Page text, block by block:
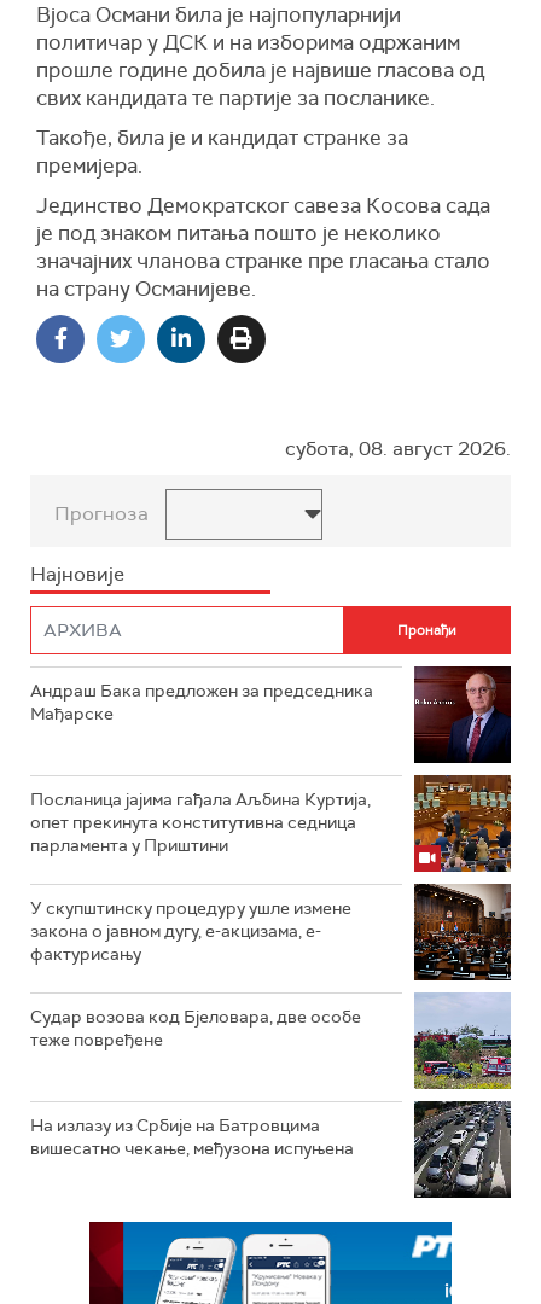
Вјоса Османи била је најпопуларнији
политичар у ДСК и на изборима одржаним
прошле године добила је највише гласова од
свих кандидата те партије за посланике.
Такође, била је и кандидат странке за
премијера.
Јединство Демократског савеза Косова сада
је под знаком питања пошто је неколико
значајних чланова странке пре гласања стало
на страну Османијеве.
субота, 08. август 2026.
Прогноза
Најновије
Андраш Бакa предложен за председника
Мађарске
Посланица јајима гађала Аљбина Куртија,
опет прекинута конститутивна седница
парламента у Приштини
У скупштинску процедуру ушле измене
закона о јавном дугу, е-акцизама, е-
фактурисању
Судар возова код Бјеловара, две особе
теже повређене
На излазу из Србије на Батровцима
вишесатно чекање, међузона испуњена